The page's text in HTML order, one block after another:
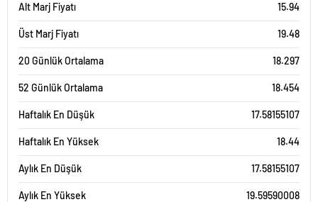
Alt Marj Fiyatı 15.94
Üst Marj Fiyatı 19.48
20 Günlük Ortalama 18.297
52 Günlük Ortalama 18.454
Haftalık En Düşük 17.58155107
Haftalık En Yüksek 18.44
Aylık En Düşük 17.58155107
Aylık En Yüksek 19.59590008